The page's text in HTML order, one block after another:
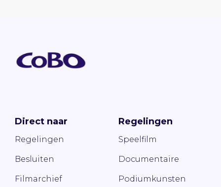
Direct naar
Regelingen
Besluiten
Filmarchief
Regelingen
Speelfilm
Documentaire
Podiumkunsten